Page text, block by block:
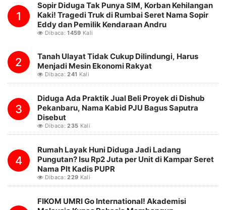
1
Sopir Diduga Tak Punya SIM, Korban Kehilangan
Kaki! Tragedi Truk di Rumbai Seret Nama Sopir
Eddy dan Pemilik Kendaraan Andru
Dibaca:1459 Kali
2
Tanah Ulayat Tidak Cukup Dilindungi, Harus
Menjadi Mesin Ekonomi Rakyat
Dibaca:241 Kali
3
Diduga Ada Praktik Jual Beli Proyek di Dishub
Pekanbaru, Nama Kabid PJU Bagus Saputra
Disebut
Dibaca:235 Kali
4
Rumah Layak Huni Diduga Jadi Ladang
Pungutan? Isu Rp2 Juta per Unit di Kampar Seret
Nama Plt Kadis PUPR
Dibaca:229 Kali
FIKOM UMRI Go International! Akademisi